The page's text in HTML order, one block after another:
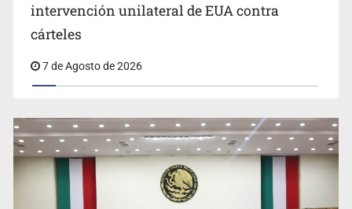
Sorprende serpiente a mujer en su domicilio en Santa
intervención unilateral de EUA contra
cárteles
7 de Agosto de 2026